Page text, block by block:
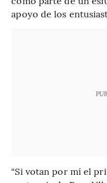
apoyo de los
“Si votan por mí el